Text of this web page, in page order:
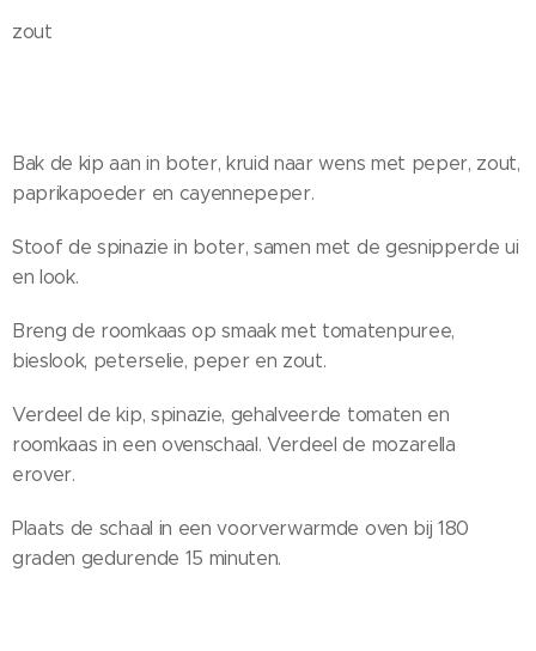
zout
Bak de kip aan in boter, kruid naar wens met peper, zout,
paprikapoeder en cayennepeper.
Stoof de spinazie in boter, samen met de gesnipperde ui
en look.
Breng de roomkaas op smaak met tomatenpuree,
bieslook, peterselie, peper en zout.
Verdeel de kip, spinazie, gehalveerde tomaten en
roomkaas in een ovenschaal. Verdeel de mozarella
erover.
Plaats de schaal in een voorverwarmde oven bij 180
graden gedurende 15 minuten.